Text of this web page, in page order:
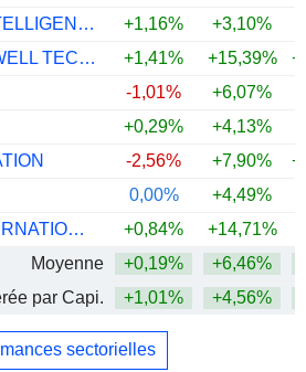
WUXI LEAD INTELLIGENT EQUIPMENT CO.,LTD.
+1,16% +3,10%
SUZHOU MAXWELL TECHNOLOGIES CO., LTD.
+1,41% +15,39%
-1,01% +6,07%
+0,29% +4,13%
-2,56% +7,90%
0,00% +4,49%
STANDEX INTERNATIONAL CORPORATION
+0,84% +14,71%
Moyenne
+0,19% +6,46%
par Capi.
+1,01% +4,56%
sectorielles